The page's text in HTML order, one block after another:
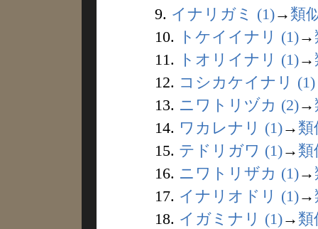
9. イナリガミ (1)→ 類
10.
トケイイナリ (1)→
11.
トオリイナリ (1)→
12. コシカケイナリ (1)
13. ニワトリヅカ (2)→
14. ワカレナリ (1)→ 類
15. テドリガワ (1)→ 類
16. ニワトリザカ (1)→
17. イナリオドリ (1)→
18. イガミナリ (1)→ 類